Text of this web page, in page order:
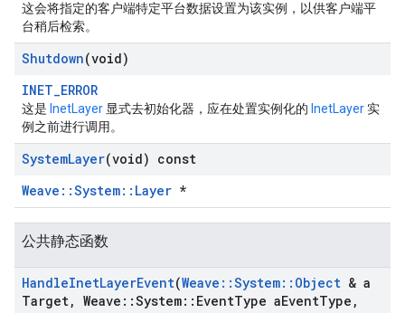
这会将指定的客户端特定平台数据设置为该实例，以供客户端平
台稍后检索。
Shutdown(void)
INET_ERROR
这是 InetLayer 显式去初始化器，应在处置实例化的 InetLayer 实
例之前进行调用。
SystemLayer(void) const
Weave::System::Layer *
公共静态函数
HandleInetLayerEvent(Weave ::System:: Object & a
Target, Weave ::System:: EventType aEventType ,